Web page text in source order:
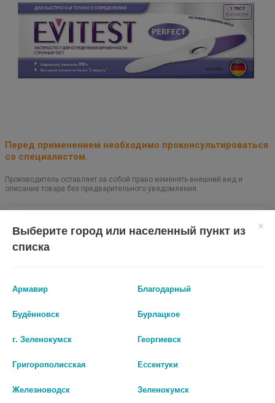
Перед применением необходимо проконсультироваться
со специалистом.
Производитель оставляет за собой право изменять внешний вид и
описание товара без предварительного уведомления.
236
Цены на сайте могут отличаться от цен в аптечных пунктах.
Выберите город или населенный пункт из
списка
Армавир Благодарный
Будённовск Бурлацкое
г. Зеленокумск Георгиевск
Григорополисская Ессентуки
Железноводск Зеленокумск